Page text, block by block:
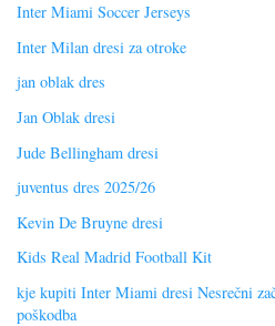
Inter Miami Soccer Jerseys
Inter Milan dresi za otroke
jan oblak dres
Jan Oblak dresi
Jude Bellingham dresi
juventus dres 2025/26
Kevin De Bruyne dresi
Kids Real Madrid Football Kit
kje kupiti Inter Miami dresi Nesrečni
poškodba